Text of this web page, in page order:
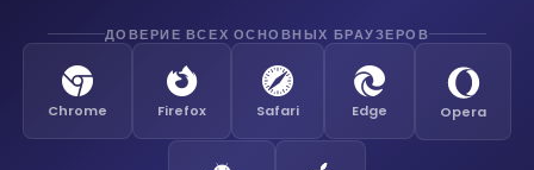
ДОВЕРИЕ ВСЕХ ОСНОВНЫХ БРАУЗЕРОВ
Chrome Firefox Safari Edge Opera